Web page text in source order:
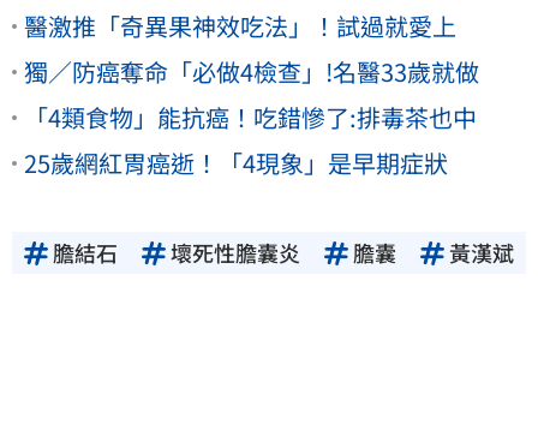
醫激推「奇異果神效吃法」！試過就愛上
獨／防癌奪命「必做4檢查」!名醫33歲就做
「4類食物」能抗癌！吃錯慘了:排毒茶也中
25歲網紅胃癌逝！「4現象」是早期症狀
膽結石 壞死性膽囊炎 膽囊 黃漢斌